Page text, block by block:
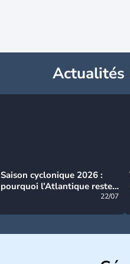
Actualités
Saison cyclonique 2026 :
pourquoi l’Atlantique reste
22/07